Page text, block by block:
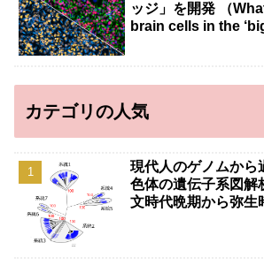
ッジ」を開発 （
brain cells in the
カテゴリの人気
現代人のゲノムから
色体の遺伝子系図解
文時代晩期から弥